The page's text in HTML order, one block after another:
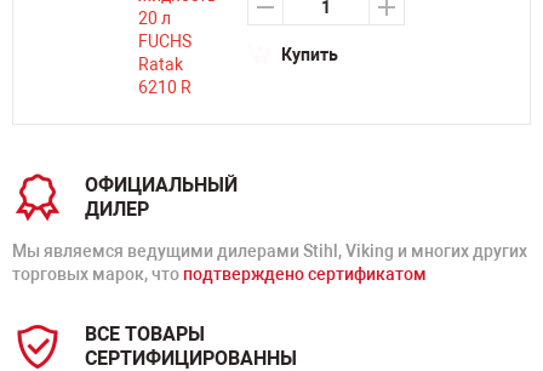
Купить
ОФИЦИАЛЬНЫЙ
ДИЛЕР
Мы являемся ведущими дилерами Stihl, Viking и многих других
торговых марок, что подтверждено сертификатом
ВСЕ ТОВАРЫ
СЕРТИФИЦИРОВАННЫ